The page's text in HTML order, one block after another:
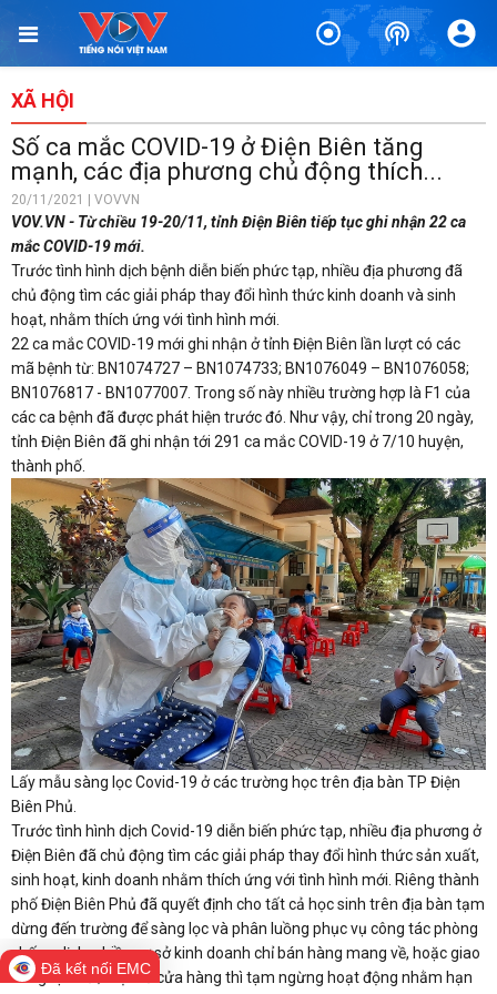
XÃ HỘI
Số ca mắc COVID-19 ở Điện Biên tăng
mạnh, các địa phương chủ động thích...
20/11/2021 | VOVVN
VOV.VN - Từ chiều 19-20/11, tỉnh Điện Biên tiếp tục ghi nhận 22 ca
mắc COVID-19 mới.
Trước tình hình dịch bệnh diễn biến phức tạp, nhiều địa phương đã
chủ động tìm các giải pháp thay đổi hình thức kinh doanh và sinh
hoạt, nhằm thích ứng với tình hình mới.
22 ca mắc COVID-19 mới ghi nhận ở tỉnh Điện Biên lần lượt có các
mã bệnh từ: BN1074727 – BN1074733; BN1076049 – BN1076058;
BN1076817 - BN1077007. Trong số này nhiều trường hợp là F1 của
các ca bệnh đã được phát hiện trước đó. Như vậy, chỉ trong 20 ngày,
tỉnh Điện Biên đã ghi nhận tới 291 ca mắc COVID-19 ở 7/10 huyện,
thành phố.
Lấy mẫu sàng lọc Covid-19 ở các trường học trên địa bàn TP Điện
Biên Phủ.
Trước tình hình dịch Covid-19 diễn biến phức tạp, nhiều địa phương ở
Điện Biên đã chủ động tìm các giải pháp thay đổi hình thức sản xuất,
sinh hoạt, kinh doanh nhằm thích ứng với tình hình mới. Riêng thành
phố Điện Biên Phủ đã quyết định cho tất cả học sinh trên địa bàn tạm
dừng đến trường để sàng lọc và phân luồng phục vụ công tác phòng
chống dịch; nhiều cơ sở kinh doanh chỉ bán hàng mang về, hoặc giao
hàng tận nơi; một số cửa hàng thì tạm ngừng hoạt động nhằm hạn
Đã kết nối EMC